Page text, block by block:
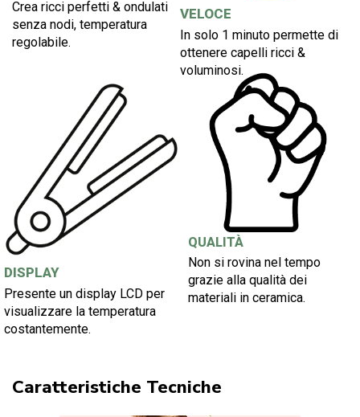
Crea ricci perfetti & ondulati
senza nodi, temperatura
regolabile.
VELOCE
In solo 1 minuto permette di
ottenere capelli ricci &
voluminosi.
DISPLAY
Presente un display LCD per
visualizzare la temperatura
costantemente.
QUALITÀ
Non si rovina nel tempo
grazie alla qualità dei
materiali in ceramica.
Caratteristiche Tecniche